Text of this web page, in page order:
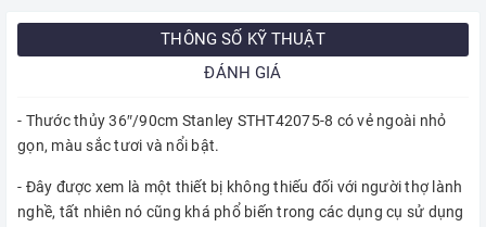
THÔNG SỐ KỸ THUẬT
ĐÁNH GIÁ
- Thước thủy 36″/90cm Stanley STHT42075-8 có vẻ ngoài nhỏ
gọn, màu sắc tươi và nổi bật.
- Đây được xem là một thiết bị không thiếu đối với người thợ lành
nghề, tất nhiên nó cũng khá phổ biến trong các dụng cụ sử dụng